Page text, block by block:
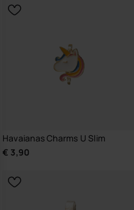
Havaianas Charms U Slim
€ 3,90